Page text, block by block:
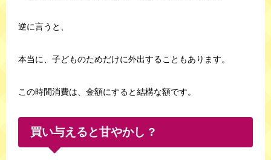
逆に言うと、
本当に、子どものためだけに外出することもあります。
この時間消費は、金額にすると結構な額です。
買い与えると甘やかし ?